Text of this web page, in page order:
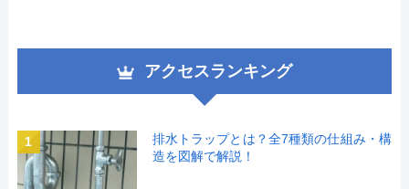
アクセスランキング
1
排水トラップとは？全7種類の仕組み・構
造を図解で解説！